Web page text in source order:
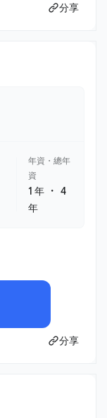
分享
年資・總年
資
1 年 ・4
年
分享